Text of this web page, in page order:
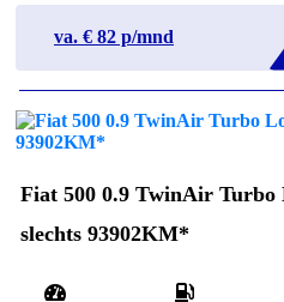
va. € 82 p/mnd
Fiat 500 0.9 TwinAir
slechts 93902KM*